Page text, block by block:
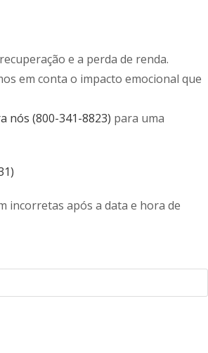
e a perda de renda.
em conta o impacto emocional que
nós (800-341-8823) para uma
incorretas após a data e hora de